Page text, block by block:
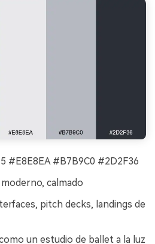
#E8E8EA #B7B9C0 #2D2F36
calmado
pitch decks, landings de
un estudio de ballet a la luz